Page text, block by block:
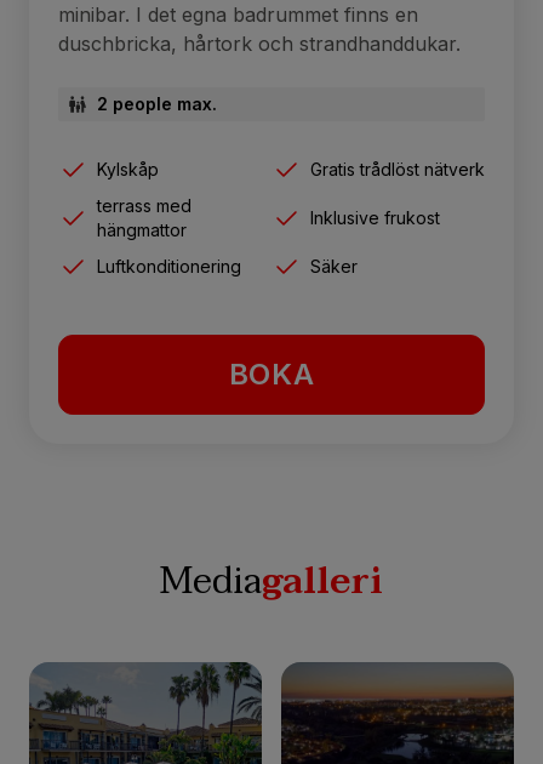
minibar. I det egna badrummet finns en
duschbricka, hårtork och strandhanddukar.
2 people max.
Kylskåp
Gratis trådlöst nätverk
terrass med
hängmattor
Inklusive frukost
Luftkonditionering Säker
BOKA
Mediagalleri